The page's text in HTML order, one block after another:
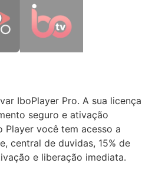
IboPlayer Pro. A sua licença
seguro e ativação
Player você tem acesso a
central de duvidas, 15% de
e liberação imediata.